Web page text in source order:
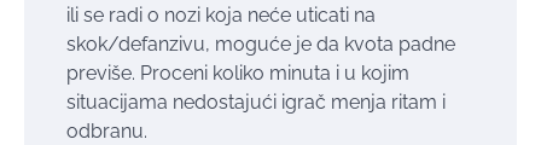
ili se radi o nozi koja neće uticati na
skok/defanzivu, moguće je da kvota padne
previše. Proceni koliko minuta i u kojim
situacijama nedostajući igrač menja ritam i
odbranu.